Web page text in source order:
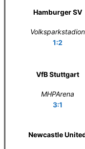
Hamburger SV
Volksparkstadion
1:2
VfB Stuttgart
MHPArena
3:1
Newcastle